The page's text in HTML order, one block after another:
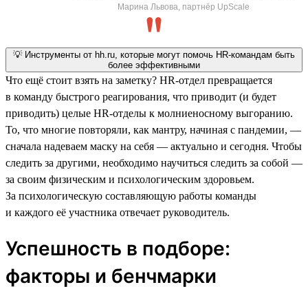
Марина Львова, партнёр UpScale
💡 Инструменты от hh.ru, которые могут помочь HR-командам быть
более эффективными
Что ещё стоит взять на заметку? HR-отдел превращается
в команду быстрого реагирования, что приводит (и будет
приводить) целые HR-отделы к молниеносному выгоранию.
То, что многие повторяли, как мантру, начиная с пандемии, —
сначала надеваем маску на себя — актуально и сегодня. Чтобы
следить за другими, необходимо научиться следить за собой —
за своим физическим и психологическим здоровьем.
За психологическую составляющую работы команды
и каждого её участника отвечает руководитель.
Успешность в подборе:
факторы и бенчмарки